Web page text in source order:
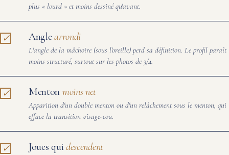
plus « lourd » et moins dessiné qu'avant.
Anglearrondi
L'angle de la mâchoire (sous l'oreille) perd sa définition. Le profil paraît
moins structuré, surtout sur les photos de 3/4.
Menton moins net
Apparition d'un double menton ou d'un relâchement sous le menton, qui
efface la transition visage-cou.
Joues qui descendent